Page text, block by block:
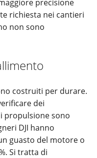
precisione
richiesta nei cantieri
non sono
costruiti per durare.
dei
propulsione sono
DJI hanno
guasto del motore o
Si tratta di